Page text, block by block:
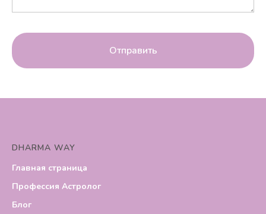
Отправить
DHARMA WAY
Главная страница
Профессия Астролог
Блог